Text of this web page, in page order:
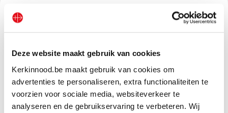
Deze website maakt gebruik van cookies
Kerkinnood.be maakt gebruik van cookies om
advertenties te personaliseren, extra functionaliteiten te
voorzien voor sociale media, websiteverkeer te
analyseren en de gebruikservaring te verbeteren. Wij
“Ik zou mijn dankbaarheid willen uitdrukken, omdat ik
deel mag uitmaken van dit wondermooie werk van liefde.
in Nood de nieuwsberichten krijg over hoe het Evangelie
zich in de wereld uitbreidt! Ik ben degene die het meest
profiteert wanneer ik trouw aan de zijde sta van dit werk
van liefde!”